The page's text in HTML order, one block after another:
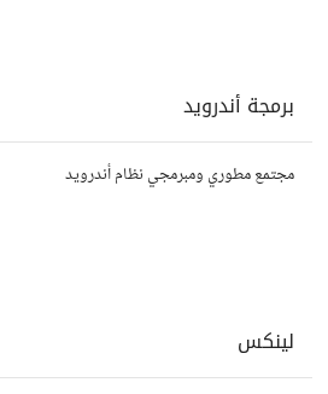
برمجة أندرويد
مجتمع مطوري ومبرمجي نظام أندرويد
لينكس